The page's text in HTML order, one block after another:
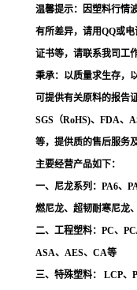
温馨提示：因塑料行情
有所差异，请用QQ或
证书等，请联系我司工
秉承：以质量求生存，
可提供有关原料的报告
SGS（RoHS)、FDA、
等，提供质的售后服务
主要经营产品如下：
一、尼龙系列：PA6、
燃尼龙、超韧耐寒尼龙
二、工程塑料：PC、
ASA、AES、CA等
三、特殊塑料： LCP、